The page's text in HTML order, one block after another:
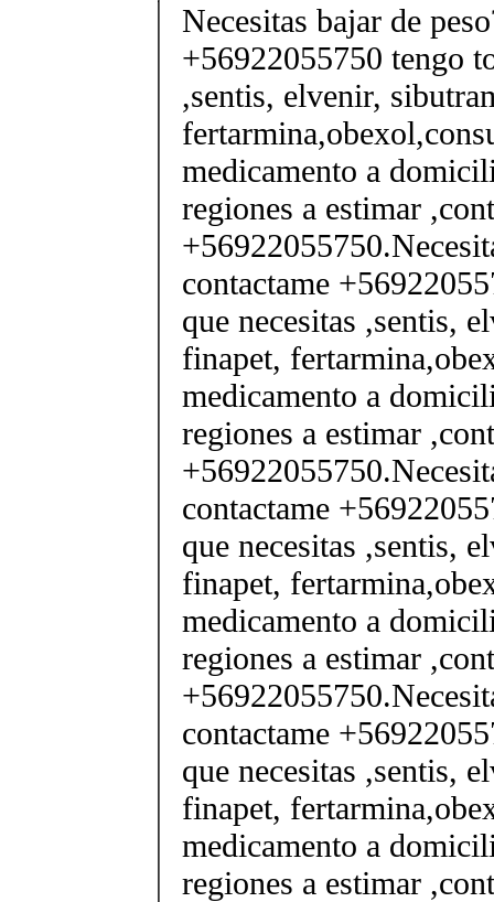
Necesitas bajar de
+56922055750 tengo
,sentis, elvenir,
medicamento a
regiones a estimar
contactame
que necesitas ,sentis,
finapet,
medicamento a
regiones a estimar
contactame
que necesitas ,sentis,
finapet,
medicamento a
regiones a estimar
contactame
que necesitas ,sentis,
finapet,
medicamento a
regiones a estimar